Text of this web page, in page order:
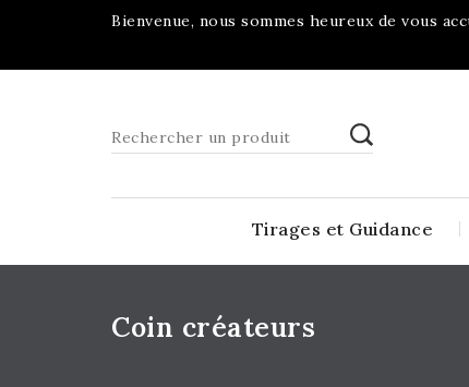
Bienvenue, nous sommes heureux de vous
Tirages et Guidance
Coin créateurs